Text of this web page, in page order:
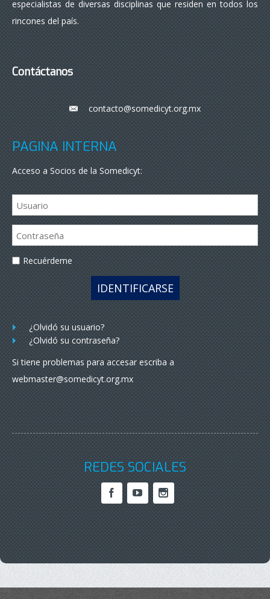
especialistas de diversas disciplinas que residen en todos los
rincones del país.
Contáctanos
___contacto@somedicyt.org.mx
PÁGINA INTERNA
Acceso a Socios de la Somedicyt:
Recuérdeme
IDENTIFICARSE
¿Olvidó su usuario?
¿Olvidó su contraseña?
Si tiene problemas para accesar escriba a
webmaster@somedicyt.org.mx
REDES SOCIALES